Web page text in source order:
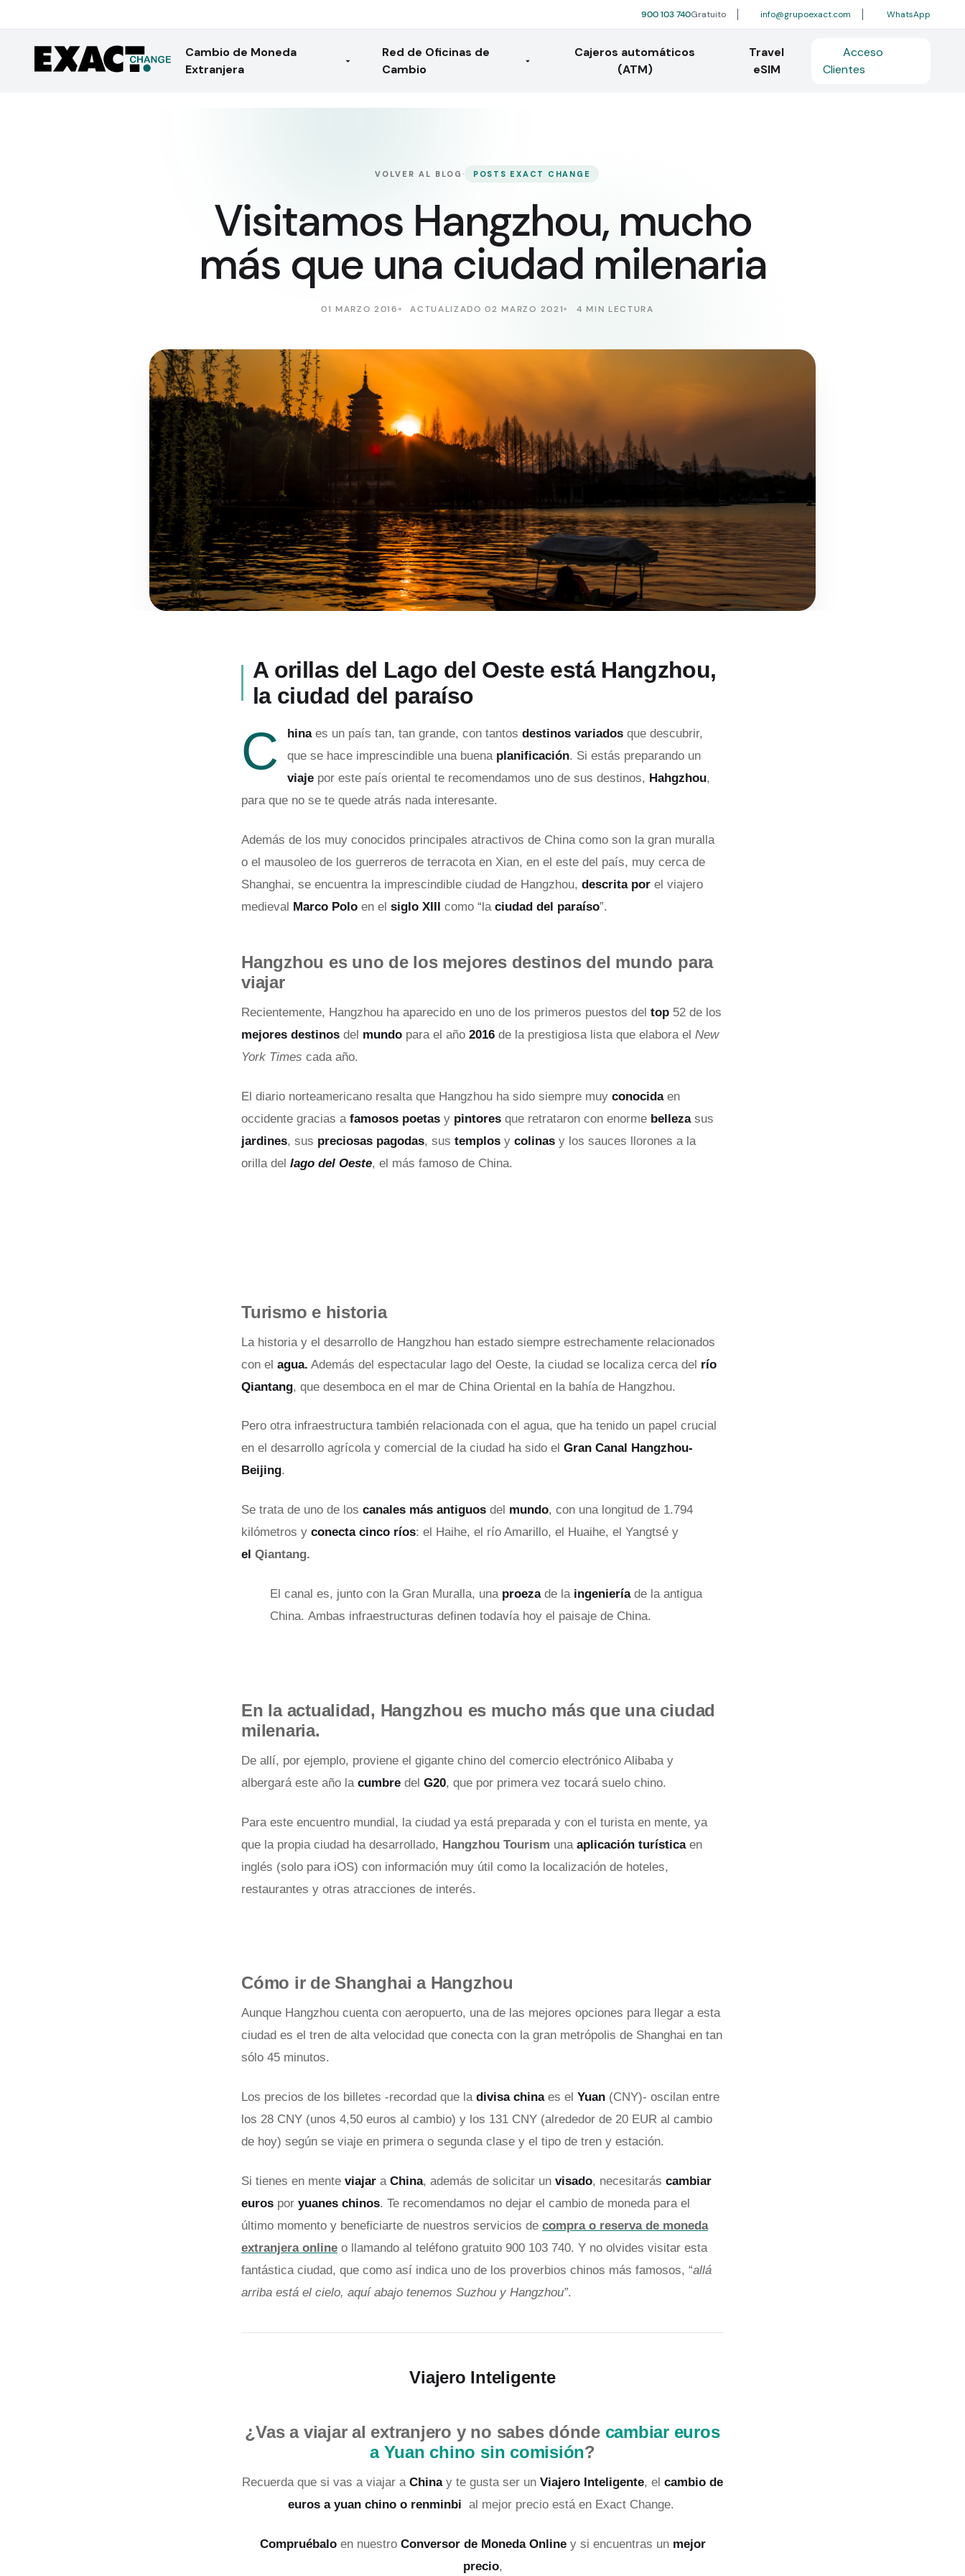
900 103 740Gratuito info@grupoexact.com WhatsApp
Cambio de Moneda
Extranjera
Red de Oficinas de
Cambio
Cajeros automáticos
(ATM)
Travel
eSIM
Acceso
Clientes
VOLVER AL BLOG · POSTS EXACT CHANGE
Visitamos Hangzhou, mucho
más que una ciudad milenaria
01 MARZO 2016 ACTUALIZADO 02 MARZO 2021 4 MIN LECTURA
A orillas del Lago del Oeste está Hangzhou,
la ciudad del paraíso
C hinaes un país tan, tan grande, con tantos destinos variados que descubrir,
que se hace imprescindible una buena planificación. Si estás preparando un
viaje por este país oriental te recomendamos uno de sus destinos, Hahgzhou,
para que no se te quede atrás nada interesante.
Además de los muy conocidos principales atractivos de China como son la gran muralla
o el mausoleo de los guerreros de terracota en Xian, en el este del país, muy cerca de
Shanghai, se encuentra la imprescindible ciudad de Hangzhou, descrita por el viajero
medieval Marco Polo en el siglo XIII como “la ciudad del paraíso”.
Hangzhou es uno de los mejores destinos del mundo para
viajar
Recientemente, Hangzhou ha aparecido en uno de los primeros puestos del top 52 de los
mejores destinos del mundo para el año 2016 de la prestigiosa lista que elabora el New
York Times cada año.
El diario norteamericano resalta que Hangzhou ha sido siempre muy conocidaen
occidente gracias a famosos poetas y pintores que retrataron con enorme bellezasus
jardines, sus preciosas pagodas, sus templos y colinas y los sauces llorones a la
orilla del lago del Oeste, el más famoso de China.
Turismo e historia
La historia y el desarrollo de Hangzhou han estado siempre estrechamente relacionados
con el agua. Además del espectacular lago del Oeste, la ciudad se localiza cerca del río
Qiantang, que desemboca en el mar de China Oriental en la bahía de Hangzhou.
Pero otra infraestructura también relacionada con el agua, que ha tenido un papel crucial
en el desarrollo agrícola y comercial de la ciudad ha sido el Gran Canal Hangzhou-
Beijing.
Se trata de uno de los canales más antiguos del mundo, con una longitud de 1.794
kilómetros y conecta cinco ríos: el Haihe, el río Amarillo, el Huaihe, el Yangtsé y
el Qiantang.
El canal es, junto con la Gran Muralla, una proeza de la ingeniería de la antigua
China. Ambas infraestructuras definen todavía hoy el paisaje de China.
En la actualidad, Hangzhou es mucho más que una ciudad
milenaria.
De allí, por ejemplo, proviene el gigante chino del comercio electrónico Alibaba y
albergará este año la cumbre del G20, que por primera vez tocará suelo chino.
Para este encuentro mundial, la ciudad ya está preparada y con el turista en mente, ya
que la propia ciudad ha desarrollado, Hangzhou Tourism una aplicación turísticaen
inglés (solo para iOS) con información muy útil como la localización de hoteles,
restaurantes y otras atracciones de interés.
Cómo ir de Shanghai a Hangzhou
Aunque Hangzhou cuenta con aeropuerto, una de las mejores opciones para llegar a esta
ciudad es el tren de alta velocidad que conecta con la gran metrópolis de Shanghai en tan
sólo 45 minutos.
Los precios de los billetes -recordad que la divisa chinaes el Yuan (CNY)- oscilan entre
los 28 CNY (unos 4,50 euros al cambio) y los 131 CNY (alrededor de 20 EUR al cambio
de hoy) según se viaje en primera o segunda clase y el tipo de tren y estación.
Si tienes en mente viajar a China, además de solicitar un visado, necesitarás cambiar
euros por yuanes chinos. Te recomendamos no dejar el cambio de moneda para el
último momento y beneficiarte de nuestros servicios de compra o reserva de moneda
extranjera online o llamando al teléfono gratuito 900 103 740. Y no olvides visitar esta
fantástica ciudad, que como así indica uno de los proverbios chinos más famosos, “allá
arriba está el cielo, aquí abajo tenemos Suzhou y Hangzhou”.
Viajero Inteligente
¿Vas a viajar al extranjero y no sabes dónde cambiar euros
a Yuan chino sin comisión?
Recuerda que si vas a viajar a China y te gusta ser un Viajero Inteligente, el cambio de
euros a yuan chino o renminbi al mejor precio está en Exact Change.
Compruébaloen nuestro Conversor de Moneda Online y si encuentras un mejor
precio,